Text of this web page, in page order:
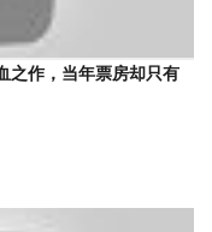
之作，当年票房却只有